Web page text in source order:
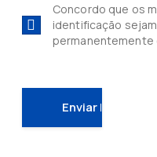
Concordo que os
identificação
permanentemente